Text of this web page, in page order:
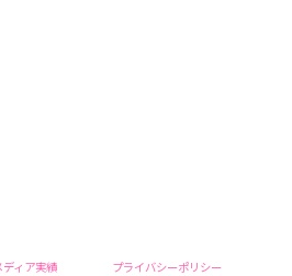
ディア実績 プライバシーポリシー